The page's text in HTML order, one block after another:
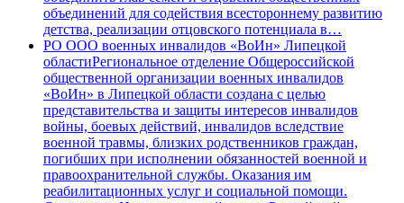
объединений для содействия всестороннему развитию
детства, реализации отцовского потенциала в…
РО ООО военных инвалидов «ВоИн» Липецкой
областиРегиональное отделение Общероссийской
общественной организации военных инвалидов
«ВоИн» в Липецкой области создана с целью
представительства и защиты интересов инвалидов
войны, боевых действий, инвалидов вследствие
военной травмы, близких родственников граждан,
погибших при исполнении обязанностей военной и
правоохранительной службы. Оказания им
реабилитационных услуг и социальной помощи.